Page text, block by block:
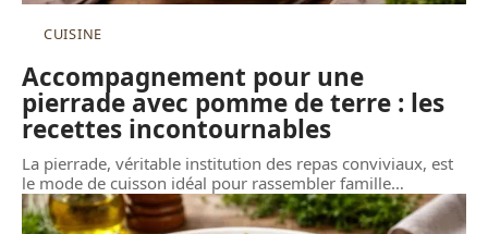
CUISINE
Accompagnement pour une
pierrade avec pomme de terre : les
recettes incontournables
La pierrade, véritable institution des repas conviviaux, est
le mode de cuisson idéal pour rassembler famille…